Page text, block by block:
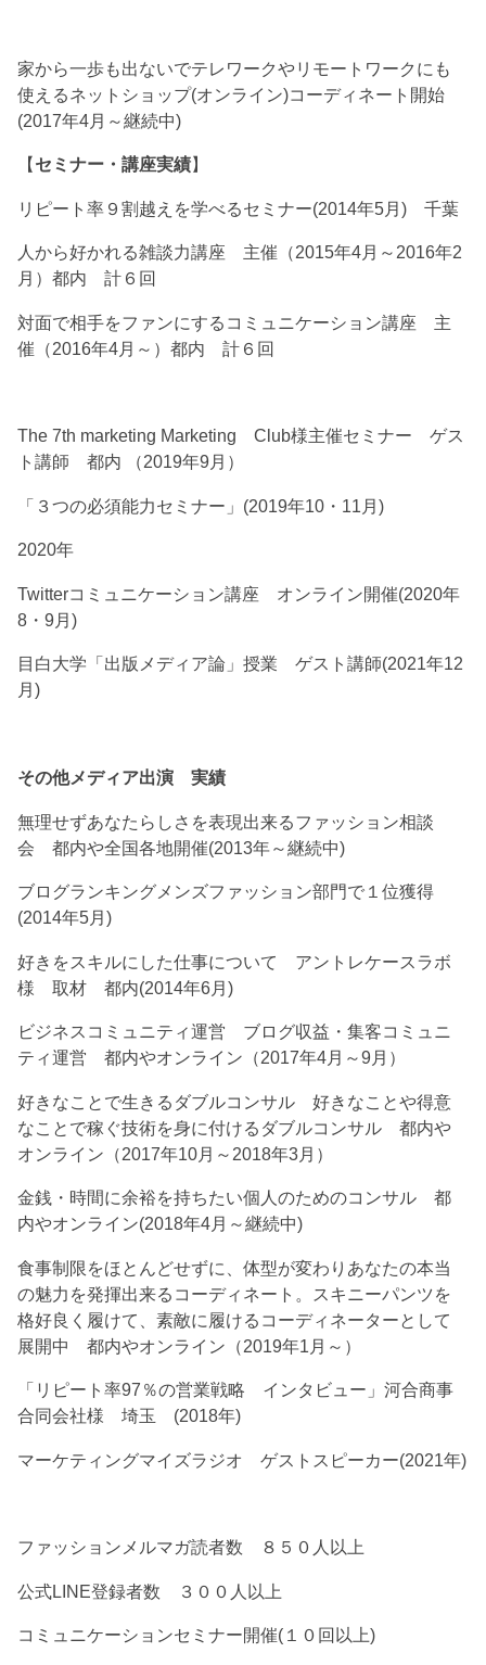
家から一歩も出ないでテレワークやリモートワークにも
使えるネットショップ(オンライン)コーディネート開始
(2017年4月～継続中)
【セミナー・講座実績】
リピート率９割越えを学べるセミナー(2014年5月) 千葉
人から好かれる雑談力講座 主催（2015年4月～2016年2
月）都内 計６回
対面で相手をファンにするコミュニケーション講座 主
催（2016年4月～）都内 計６回
The 7th marketing Marketing Club様主催セミナー ゲス
ト講師 都内 （2019年9月）
「３つの必須能力セミナー」(2019年10・11月)
2020年
Twitterコミュニケーション講座 オンライン開催(2020年
8・9月)
目白大学「出版メディア論」授業 ゲスト講師(2021年12
月)
その他メディア出演 実績
無理せずあなたらしさを表現出来るファッション相談
会 都内や全国各地開催(2013年～継続中)
ブログランキングメンズファッション部門で１位獲得
(2014年5月)
好きをスキルにした仕事について アントレケースラボ
様 取材 都内(2014年6月)
ビジネスコミュニティ運営 ブログ収益・集客コミュニ
ティ運営 都内やオンライン（2017年4月～9月）
好きなことで生きるダブルコンサル 好きなことや得意
なことで稼ぐ技術を身に付けるダブルコンサル 都内や
オンライン（2017年10月～2018年3月）
金銭・時間に余裕を持ちたい個人のためのコンサル 都
内やオンライン(2018年4月～継続中)
食事制限をほとんどせずに、体型が変わりあなたの本当
の魅力を発揮出来るコーディネート。スキニーパンツを
格好良く履けて、素敵に履けるコーディネーターとして
展開中 都内やオンライン（2019年1月～）
「リピート率97％の営業戦略 インタビュー」河合商事
合同会社様 埼玉 (2018年)
マーケティングマイズラジオ ゲストスピーカー(2021年)
ファッションメルマガ読者数 ８５０人以上
公式LINE登録者数 ３００人以上
コミュニケーションセミナー開催(１０回以上)